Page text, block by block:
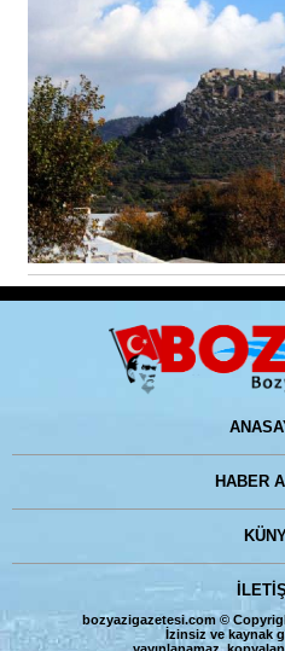
HABER
bozyazigazetesi.com ©
İzinsiz ve kaynak